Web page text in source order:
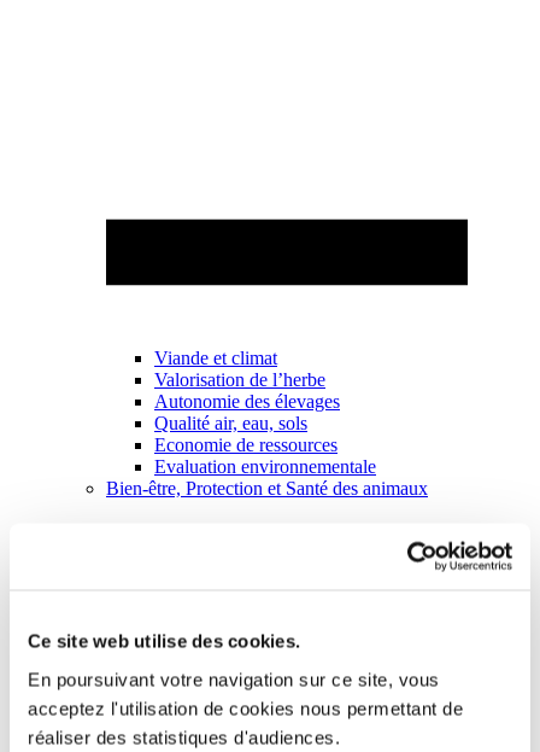
Ce site web utilise des cookies.
En poursuivant votre navigation sur ce site, vous
acceptez l'utilisation de cookies nous permettant de
réaliser des statistiques d'audiences.
Viande et climat
Valorisation de l’herbe
Autonomie des élevages
Qualité air, eau, sols
Economie de ressources
Evaluation environnementale
Bien-être, Protection et Santé des animaux